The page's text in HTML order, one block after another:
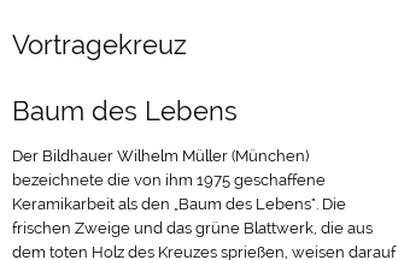
Vortragekreuz
Baum des Lebens
Der Bildhauer Wilhelm Müller (München)
bezeichnete die von ihm 1975 geschaffene
Keramikarbeit als den „Baum des Lebens". Die
frischen Zweige und das grüne Blattwerk, die aus
dem toten Holz des Kreuzes sprießen, weisen darauf